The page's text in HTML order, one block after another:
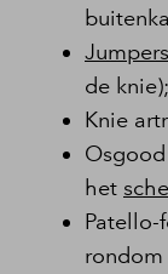
de knie);
Knie
het